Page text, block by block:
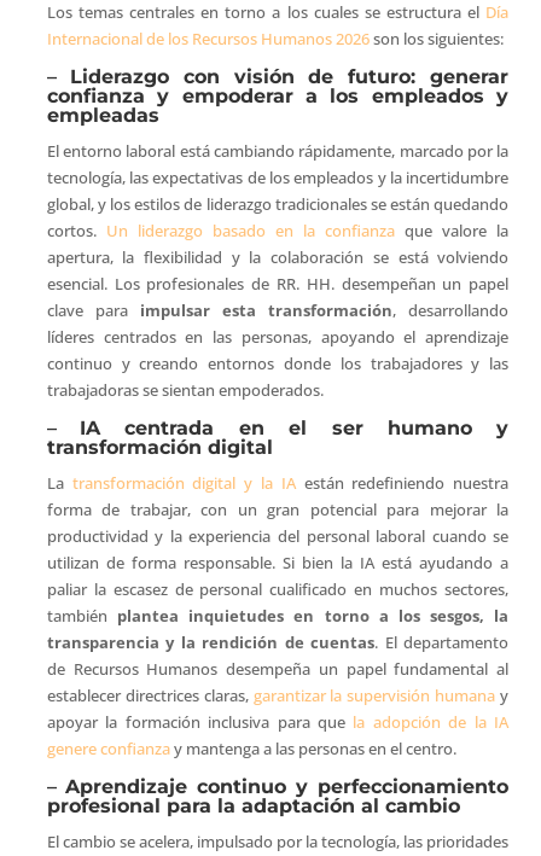
Los temas centrales en torno a los cuales se estructura el Día
Internacional de los Recursos Humanos 2026son los siguientes:
– Liderazgo con visión de futuro: generar
confianza y empoderar a los empleados y
empleadas
El entorno laboral está cambiando rápidamente, marcado por la
tecnología, las expectativas de los empleados y la incertidumbre
global, y los estilos de liderazgo tradicionales se están quedando
cortos. Un liderazgo basado en la confianza que valore la
apertura, la flexibilidad y la colaboración se está volviendo
esencial. Los profesionales de RR. HH. desempeñan un papel
clave para impulsar esta transformación, desarrollando
líderes centrados en las personas, apoyando el aprendizaje
continuo y creando entornos donde los trabajadores y las
trabajadoras se sientan empoderados.
– IA centrada en el ser humano y
transformación digital
La transformación digital y la IAestán redefiniendo nuestra
forma de trabajar, con un gran potencial para mejorar la
productividad y la experiencia del personal laboral cuando se
utilizan de forma responsable. Si bien la IA está ayudando a
paliar la escasez de personal cualificado en muchos sectores,
también plantea inquietudes en torno a los sesgos, la
transparencia y la rendición de cuentas. El departamento
de Recursos Humanos desempeña un papel fundamental al
establecer directrices claras, garantizar la supervisión humana y
apoyar la formación inclusiva para que la adopción de la IA
genere confianzay mantenga a las personas en el centro.
– Aprendizaje continuo y perfeccionamiento
profesional para la adaptación al cambio
El cambio se acelera, impulsado por la tecnología, las prioridades